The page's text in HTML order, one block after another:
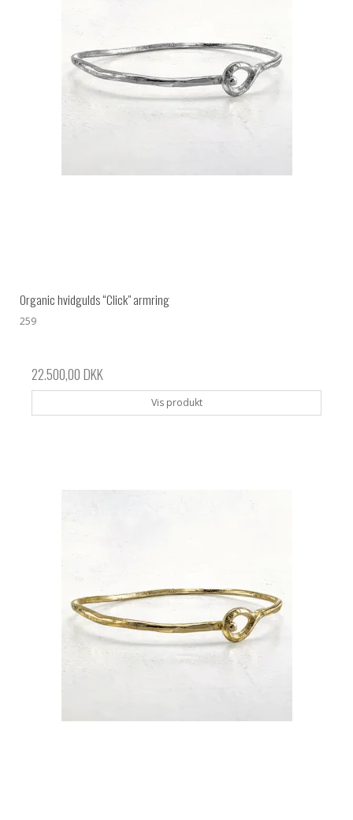
Organic hvidgulds “Click" armring
259
22.500,00 DKK
Vis produkt